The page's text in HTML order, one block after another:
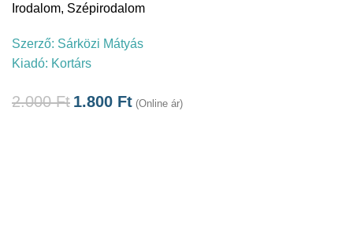
Irodalom, Szépirodalom
Szerző: Sárközi Mátyás
Kiadó: Kortárs
2.000Ft 1.800 Ft (Online ár)